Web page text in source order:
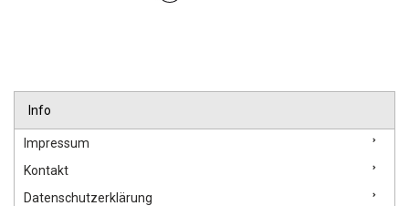
Info
Impressum
Kontakt
Datenschutzerklärung